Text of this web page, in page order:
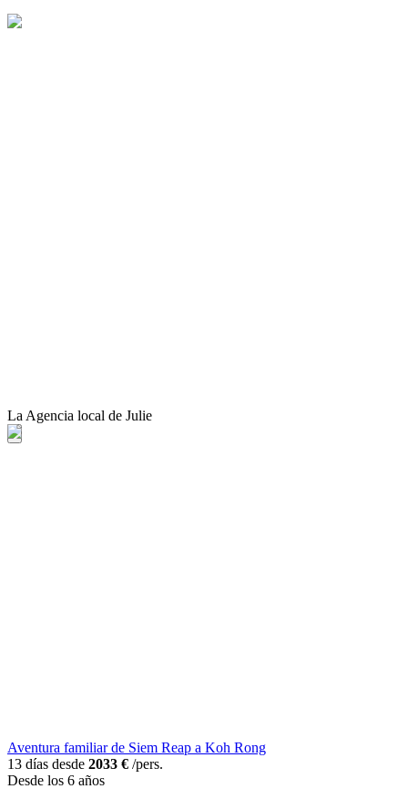
La Agencia local de Julie
Aventura familiar de Siem Reap a Koh Rong
13 días desde 2033 € /pers.
Desde los 6 años